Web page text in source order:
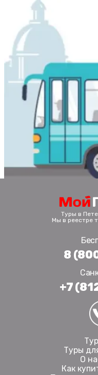
Туры в
Мы в реестре
Туры
О
Как
8
+7